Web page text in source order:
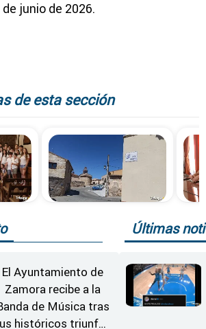
junio de 2026.
de esta sección
El Ayuntamiento de
Zamora recibe a la
de Música tras
históricos triunfos
Últimas